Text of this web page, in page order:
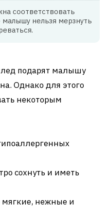
соответствовать
нельзя мерзнуть
подарят малышу
Однако для этого
некоторым
сохнуть и иметь
мягкие, нежные и